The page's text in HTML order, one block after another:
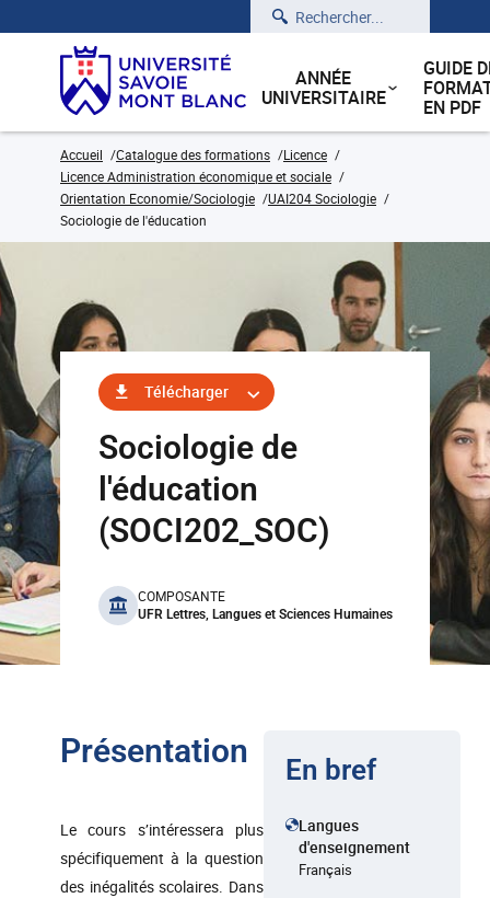
Rechercher
ANNÉE
UNIVERSITAIRE
GUIDE
EN PDF
Accueil Catalogue des formations
Licence
Licence Administration économique et sociale
Orientation Economie/Sociologie
UAI204 Sociologie
Sociologie de l'éducation
Télécharger
Sociologie de
l'éducation
(SOCI202_SOC)
benefits
COMPOSANTE
UFR Lettres, Langues et Sciences Humaines
Présentation
Le cours s’intéressera plus
spécifiquement à la question
des inégalités scolaires. Dans
En bref
Langues
d'enseignement
Français